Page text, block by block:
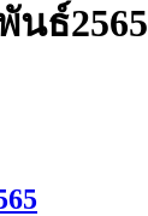
นธ์2565